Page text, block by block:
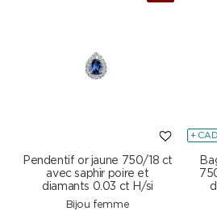
Pendentif or jaune 750/18 ct
avec saphir poire et
diamants 0.03 ct H/si
Bijou femme
+